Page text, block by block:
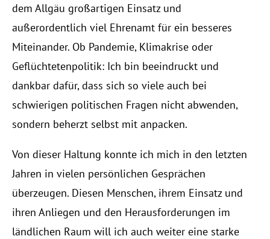
dem Allgäu großartigen Einsatz und
außerordentlich viel Ehrenamt für ein besseres
Miteinander. Ob Pandemie, Klimakrise oder
Geflüchtetenpolitik: Ich bin beeindruckt und
dankbar dafür, dass sich so viele auch bei
schwierigen politischen Fragen nicht abwenden,
sondern beherzt selbst mit anpacken.
Von dieser Haltung konnte ich mich in den letzten
Jahren in vielen persönlichen Gesprächen
überzeugen. Diesen Menschen, ihrem Einsatz und
ihren Anliegen und den Herausforderungen im
ländlichen Raum will ich auch weiter eine starke